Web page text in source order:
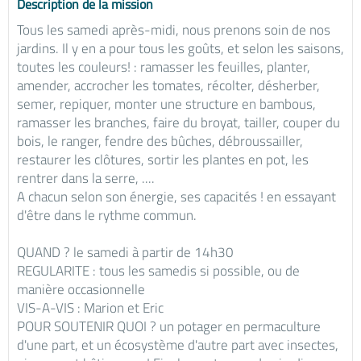
Description de la mission
Tous les samedi après-midi, nous prenons soin de nos
jardins. Il y en a pour tous les goûts, et selon les saisons,
toutes les couleurs! : ramasser les feuilles, planter,
amender, accrocher les tomates, récolter, désherber,
semer, repiquer, monter une structure en bambous,
ramasser les branches, faire du broyat, tailler, couper du
bois, le ranger, fendre des bûches, débroussailler,
restaurer les clôtures, sortir les plantes en pot, les
rentrer dans la serre, ....
A chacun selon son énergie, ses capacités ! en essayant
d'être dans le rythme commun.
QUAND ? le samedi à partir de 14h30
REGULARITE : tous les samedis si possible, ou de
manière occasionnelle
VIS-A-VIS : Marion et Eric
POUR SOUTENIR QUOI ? un potager en permaculture
d'une part, et un écosystème d'autre part avec insectes,